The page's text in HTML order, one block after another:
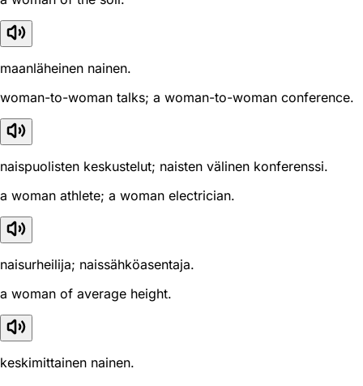
maanläheinen nainen.
woman-to-woman talks; a woman-to-woman conference.
naispuolisten keskustelut; naisten välinen konferenssi.
a woman athlete; a woman electrician.
naisurheilija; naissähköasentaja.
a woman of average height.
keskimittainen nainen.